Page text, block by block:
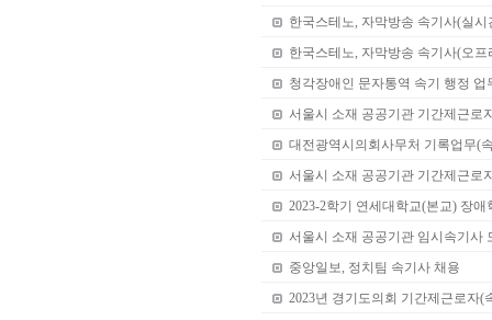
한국스테노, 자막방송 속기사(실
한국스테노, 자막방송 속기사(오
청각장애인 문자통역 속기 행정 업
서울시 소재 공공기관 기간제근로
대전광역시의회사무처 기록업무(
서울시 소재 공공기관 기간제근로
2023-2학기 연세대학교(본교) 장
서울시 소재 공공기관 임시속기사
중앙일보, 정치팀 속기사 채용
2023년 경기도의회 기간제근로자(